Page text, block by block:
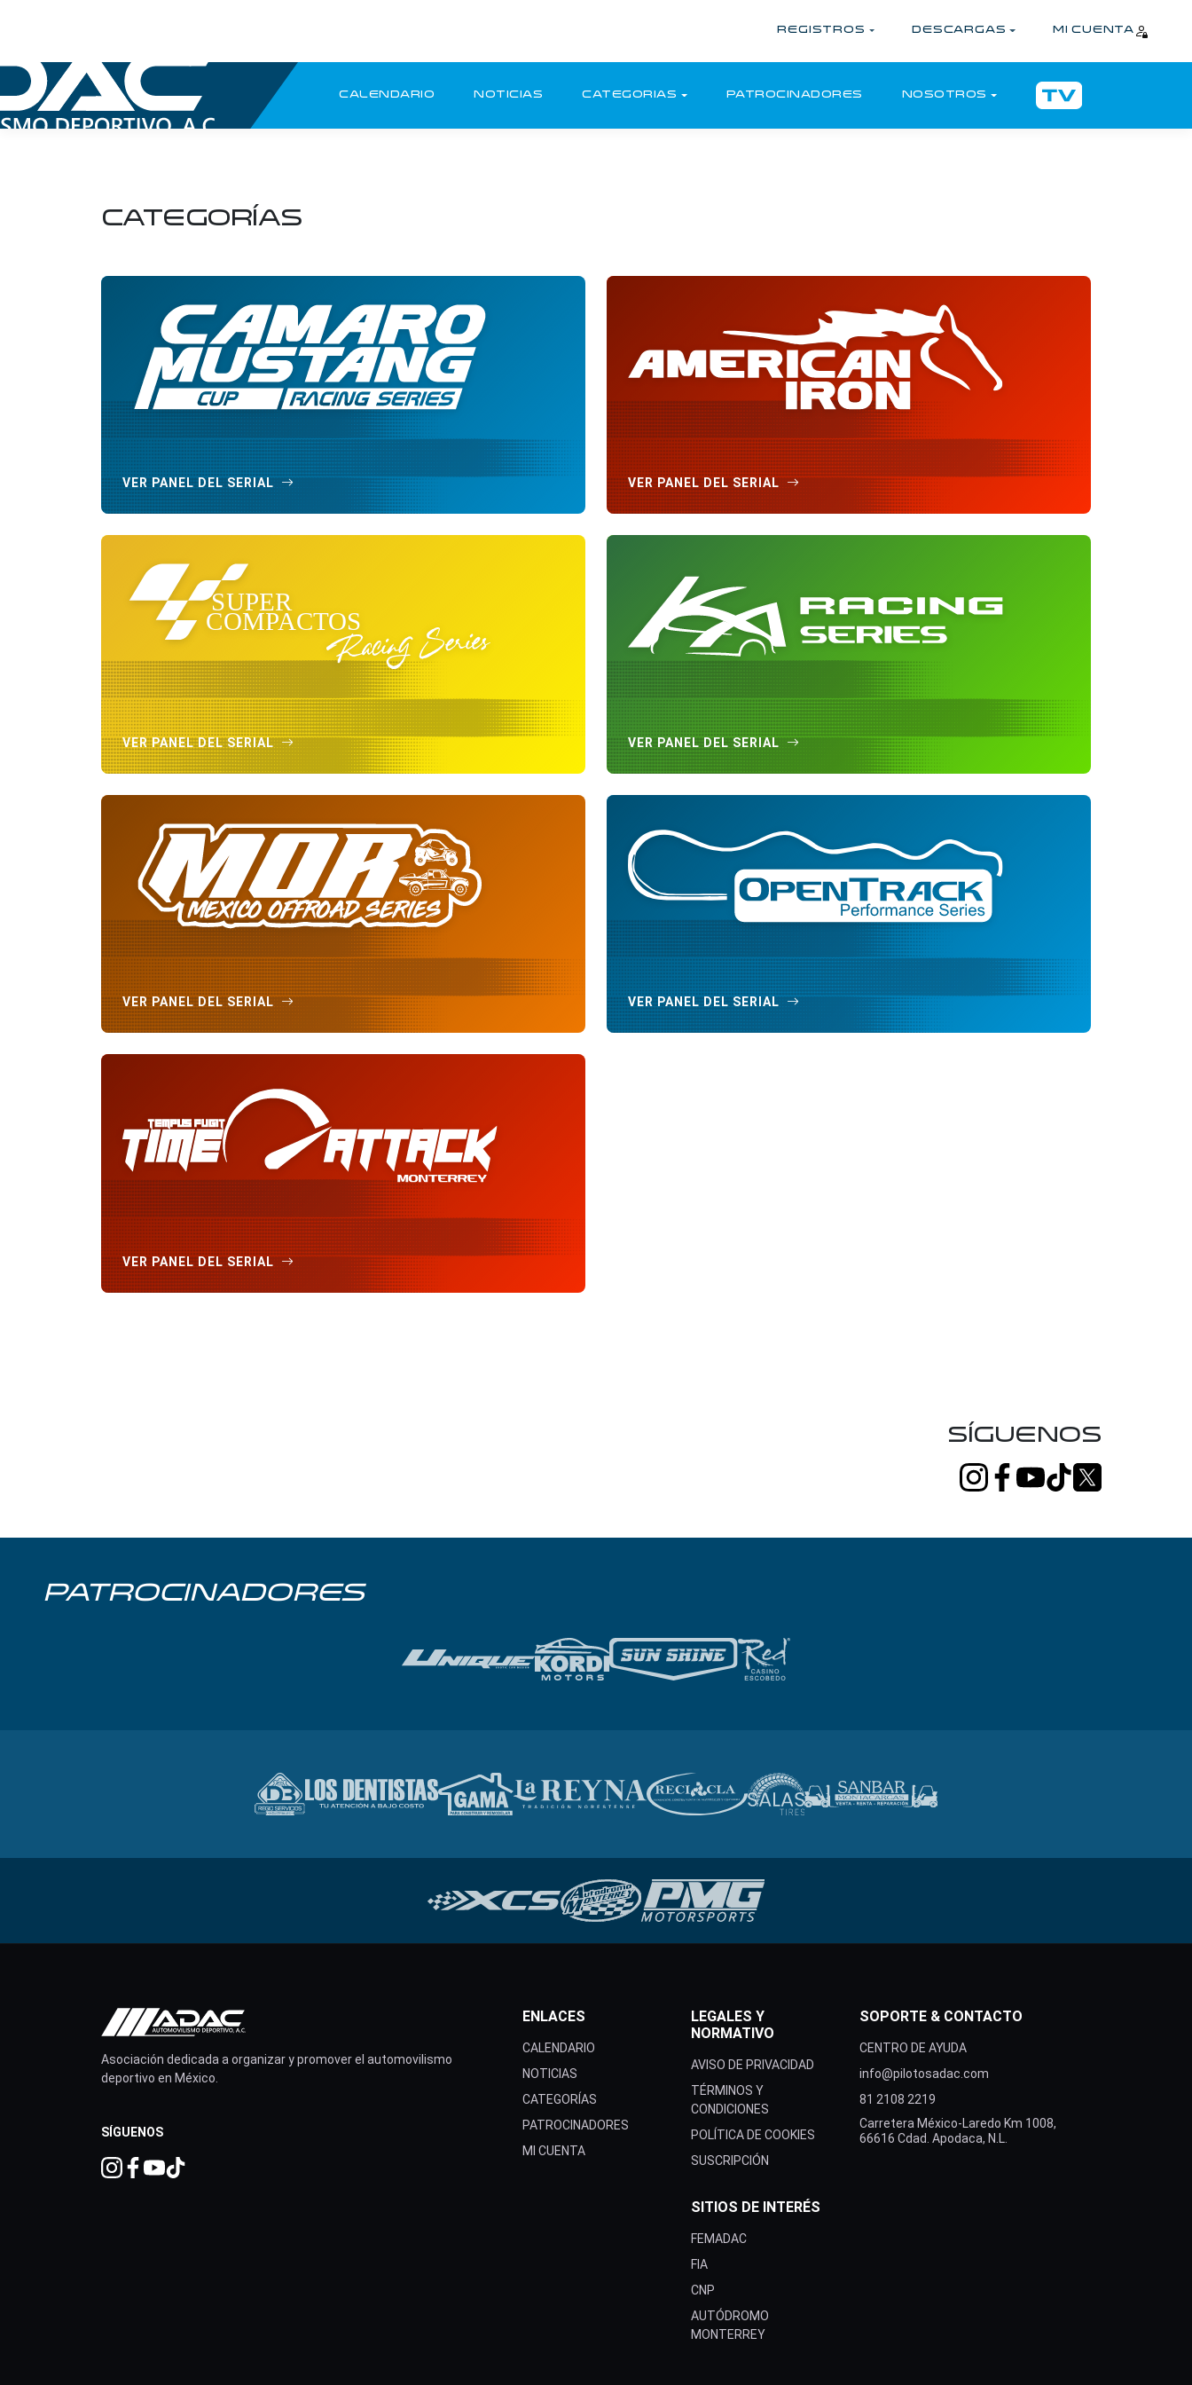
REGISTROS DESCARGAS MI CUENTA
CALENDARIO NOTICIAS CATEGORIAS PATROCINADORES NOSOTROS
PRÓXIMA FECHA 5a Etapa — 08 de Agosto FALTAN: D 21
CATEGORÍAS
VER PANEL DEL SERIAL VER PANEL DEL SERIAL
VER PANEL DEL SERIAL VER PANEL DEL SERIAL
VER PANEL DEL SERIAL VER PANEL DEL SERIAL
VER PANEL DEL SERIAL
Síguenos
PATROCINADORES
Asociación dedicada a organizar y promover el automovilismo
deportivo en México.
SÍGUENOS
ENLACES
CALENDARIO
NOTICIAS
CATEGORÍAS
PATROCINADORES
MI CUENTA
LEGALES Y
NORMATIVO
AVISO DE PRIVACIDAD
TÉRMINOS Y
CONDICIONES
POLÍTICA DE COOKIES
SUSCRIPCIÓN
SITIOS DE INTERÉS
FEMADAC
FIA
CNP
AUTÓDROMO
MONTERREY
SOPORTE & CONTACTO
CENTRO DE AYUDA
info@pilotosadac.com
81 2108 2219
Carretera México-Laredo Km 1008,
66616 Cdad. Apodaca, N.L.